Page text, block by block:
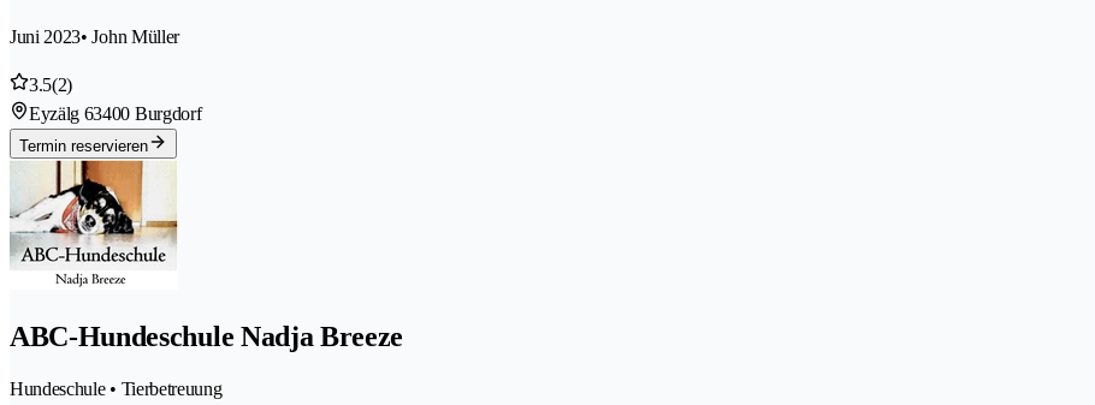
Juni 2023• John Müller
3.5(2)
Eyzälg 63400 Burgdorf
Termin reservieren
ABC-Hundeschule Nadja Breeze
Hundeschule • Tierbetreuung